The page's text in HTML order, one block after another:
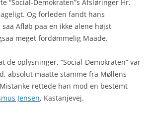
“Social-Demokraten”s Afsløringer Hr.
Og forleden fandt hans
Afløb paa en ikke alene højst
meget fordømmelig Maade.
de oplysninger, “Social-Demokraten” var
absolut maatte stamme fra Møllens
rettede han mod en bestemt
Jensen, Kastanjevej.